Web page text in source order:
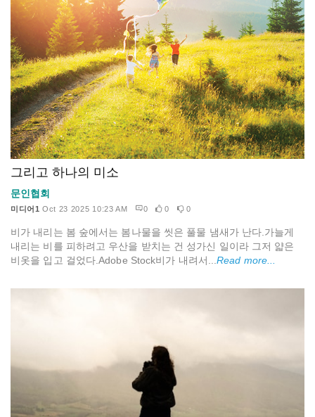
그리고 하나의 미소
문인협회
미디어1 Oct 23 2025 10:23 AM 0 0 0
비가 내리는 봄 숲에서는 봄나물을 씻은 풀물 냄새가 난다.가늘게
내리는 비를 피하려고 우산을 받치는 건 성가신 일이라 그저 얇은
비옷을 입고 걸었다.Adobe Stock비가 내려서...Read more...